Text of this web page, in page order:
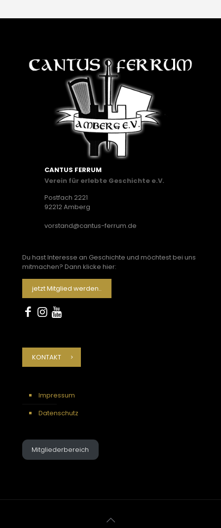
CANTUS FERRUM
Verein für erlebte Geschichte e.V.
Postfach 2221
92212 Amberg
vorstand@cantus-ferrum.de
Du hast Interesse an Geschichte und möchtest bei uns
mitmachen? Dann klicke hier:
jetzt Mitglied werden..
KONTAKT
Impressum
Datenschutz
Mitgliederbereich